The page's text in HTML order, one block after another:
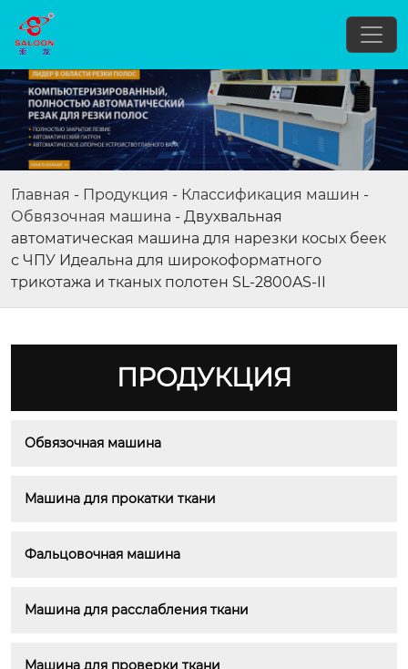
Главная - Продукция - Классификация машин -
Обвязочная машина - Двухвальная
автоматическая машина для нарезки косых беек
с ЧПУ Идеальна для широкоформатного
трикотажа и тканых полотен SL-2800AS-II
ПРОДУКЦИЯ
Обвязочная машина
Машина для прокатки ткани
Фальцовочная машина
Машина для расслабления ткани
Машина для проверки ткани